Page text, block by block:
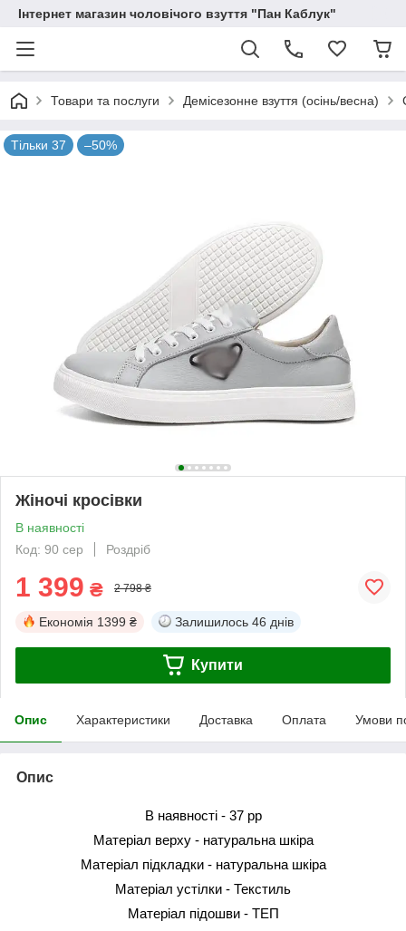
Інтернет магазин чоловічого взуття "Пан Каблук"
Товари та послуги Демісезонне взуття (осінь/весна)
Тільки 37 –50%
Жіночі кросівки
В наявності
Код: 90 сер
Роздріб
1 399 ₴ 2 798 ₴
Економія 1399 ₴ Залишилось 46 днів
Купити
Опис Характеристики Доставка Оплата Умови
Опис
В наявності - 37 рр
Матеріал верху - натуральна шкіра
Матеріал підкладки - натуральна шкіра
Матеріал устілки - Текстиль
Матеріал підошви - ТЕП